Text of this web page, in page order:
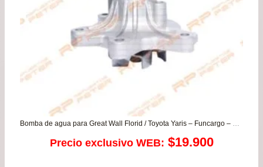
Bomba de agua para Great Wall Florid / Toyota Yaris – Funcargo – Probox
Precio exclusivo WEB: $19.900